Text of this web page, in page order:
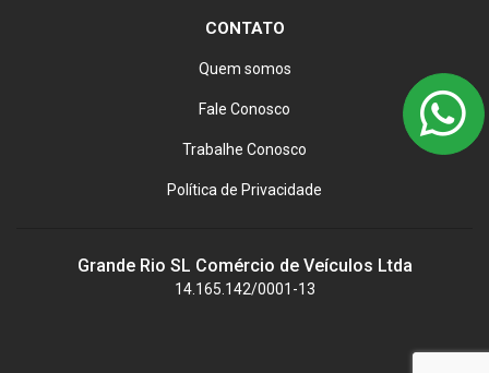
CONTATO
Quem somos
Fale Conosco
Trabalhe Conosco
Política de Privacidade
Grande Rio SL Comércio de Veículos Ltda
14.165.142/0001-13